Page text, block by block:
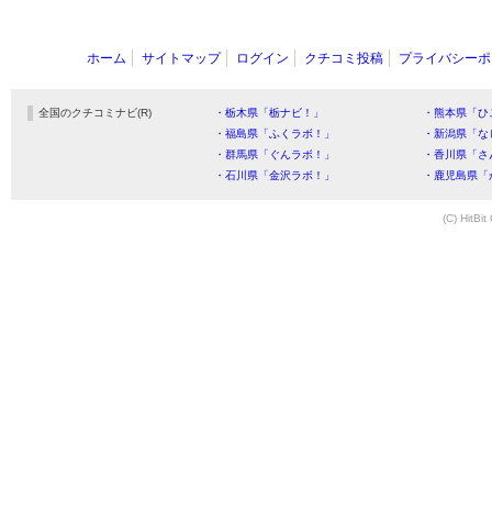
ホーム サイトマップ ログイン クチコミ投稿 プライバシー
全国のクチコミナビ(R) ・栃木県「栃ナビ！」
・熊本県「
・福島県「ふくラボ！」
・新潟県「
・群馬県「ぐんラボ！」
・香川県「
・石川県「金沢ラボ！」
・鹿児島県
(C) HitBit